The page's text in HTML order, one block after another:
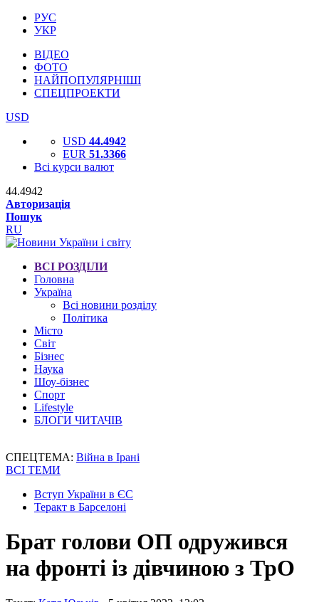
РУС
УКР
ВІДЕО
ФОТО
НАЙПОПУЛЯРНІШІ
СПЕЦПРОЕКТИ
USD
USD 44.4942
EUR 51.3366
Всі курси валют
44.4942
Авторизація
Пошук
RU
ВСІ РОЗДІЛИ
Головна
Україна
Всі новини розділу
Політика
Місто
Світ
Бізнес
Наука
Шоу-бізнес
Спорт
Lifestyle
БЛОГИ ЧИТАЧІВ
СПЕЦТЕМА: Війна в Ірані
ВСІ ТЕМИ
Вступ України в ЄС
Теракт в Барселоні
Брат голови ОП одружився
на фронті із дівчиною з ТрО